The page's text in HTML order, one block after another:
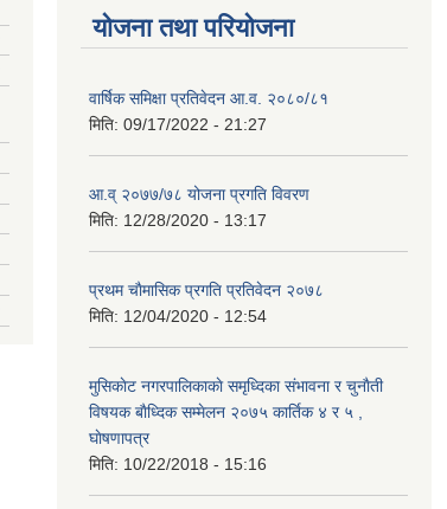
योजना तथा परियोजना
वार्षिक समिक्षा प्रतिवेदन आ.व. २०८०/८१
मिति: 09/17/2022 - 21:27
आ.व् २०७७/७८ योजना प्रगति विवरण
मिति: 12/28/2020 - 13:17
प्रथम चाैमासिक प्रगति प्रतिवेदन २०७८
मिति: 12/04/2020 - 12:54
मुसिकाेट नगरपालिकाकाे समृध्दिका संभावना र चुनाैती
विषयक बाैध्दिक सम्मेलन २०७५ कार्तिक ४ र ५ ,
घाेषणापत्र
मिति: 10/22/2018 - 15:16